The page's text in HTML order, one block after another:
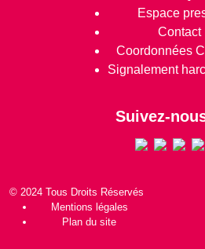
Espace
Contact
Coordonnées
Signalement
Suivez-
© 2024 Tous Droits Réservés
Mentions légales
Plan du site